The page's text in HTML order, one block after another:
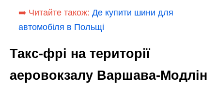
➡️ Читайте також: Де купити шини для
автомобіля в Польщі
Такс-фрі на території
аеровокзалу Варшава-Модлін